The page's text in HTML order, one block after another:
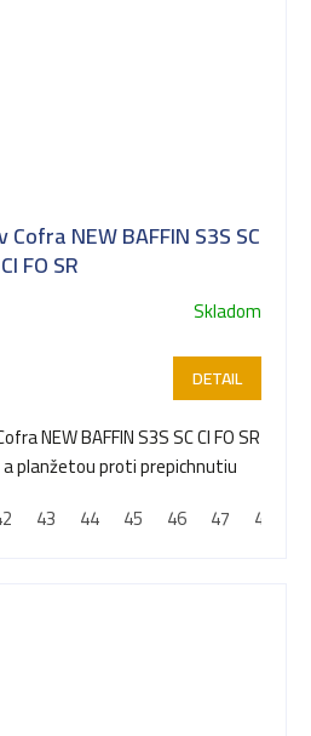
NEW BAFFIN S3S SC
CI FO SR
Skladom
DETAIL
NEW BAFFIN S3S SC CI FO SR
planžetou proti prepichnutiu
43 44 45 46 47 48